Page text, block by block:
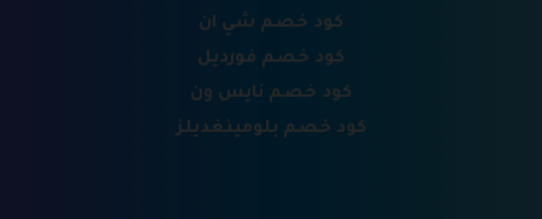
كود خصم شي ان
كود خصم فورديل
كود خصم نايس ون
كود خصم بلومينغديلز